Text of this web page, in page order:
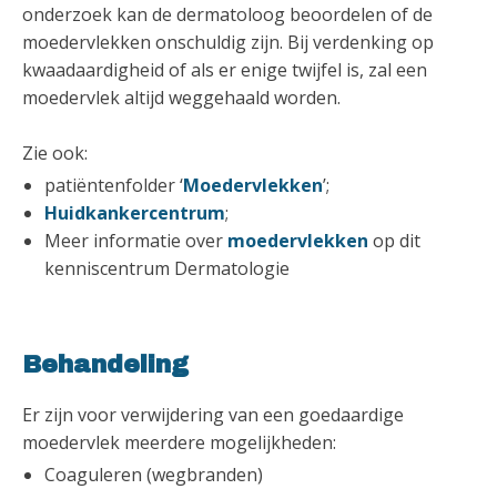
onderzoek kan de dermatoloog beoordelen of de
moedervlekken onschuldig zijn. Bij verdenking op
kwaadaardigheid of als er enige twijfel is, zal een
moedervlek altijd weggehaald worden.
Zie ook:
patiëntenfolder ‘Moedervlekken’;
Huidkankercentrum;
Meer informatie over moedervlekken op dit
kenniscentrum Dermatologie
Behandeling
Er zijn voor verwijdering van een goedaardige
moedervlek meerdere mogelijkheden:
Coaguleren (wegbranden)